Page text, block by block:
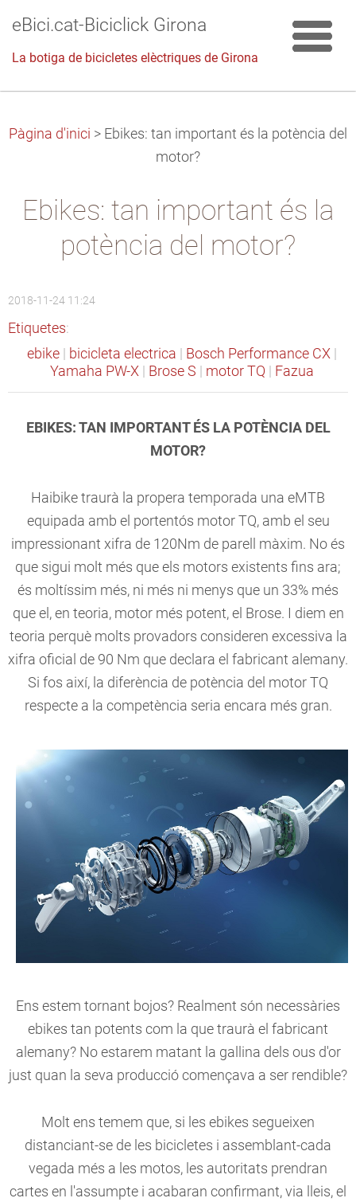
eBici.cat-Biciclick Girona
La botiga de bicicletes elèctriques de Girona
Pàgina d'inici > Ebikes: tan important és la potència del
motor?
Ebikes: tan important és la
potència del motor?
2018-11-24 11:24
Etiquetes:
ebike
bicicleta electrica Bosch Performance CX
Yamaha PW-X
Brose S motor TQ Fazua
EBIKES: TAN IMPORTANT ÉS LA POTÈNCIA DEL
MOTOR?
Haibike traurà la propera temporada una eMTB
equipada amb el portentós motor TQ, amb el seu
impressionant xifra de 120Nm de parell màxim. No és
que sigui molt més que els motors existents fins ara;
és moltíssim més, ni més ni menys que un 33% més
que el, en teoria, motor més potent, el Brose. I diem en
teoria perquè molts provadors consideren excessiva la
xifra oficial de 90 Nm que declara el fabricant alemany.
Si fos així, la diferència de potència del motor TQ
respecte a la competència seria encara més gran.
Ens estem tornant bojos? Realment són necessàries
ebikes tan potents com la que traurà el fabricant
alemany? No estarem matant la gallina dels ous d'or
just quan la seva producció començava a ser rendible?
Molt ens temem que, si les ebikes segueixen
distanciant-se de les bicicletes i assemblant-cada
vegada més a les motos, les autoritats prendran
cartes en l'assumpte i acabaran confirmant, via lleis, el